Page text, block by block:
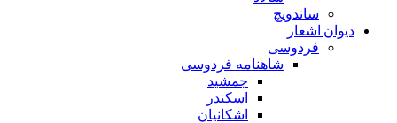
ساندویچ
دیوان اشعار
فردوسی
شاهنامه فردوسی
جمشید
اسکندر
اشکانیان